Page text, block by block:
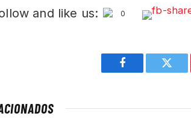
and like us: 0
Facebook